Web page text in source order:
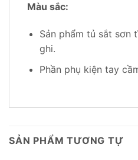
Màu sắc:
Sản phẩm tủ sắt sơn
ghi.
Phần phụ kiện tay
SẢN PHẨM TƯƠNG TỰ